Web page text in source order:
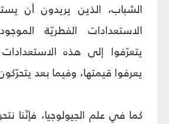
الشباب، الذين يريدون أن
الاستعدادات الفطريّة
يتعرّفوا إلى هذه الاستعدادات
يعرفوا قيمتها، وفيما بعد
كما في علم الجيولوجيا، فإنّنا